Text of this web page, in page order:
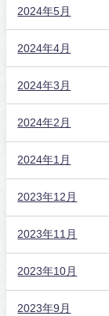
2024年5月
2024年4月
2024年3月
2024年2月
2024年1月
2023年12月
2023年11月
2023年10月
2023年9月